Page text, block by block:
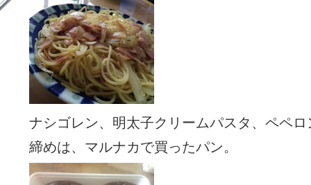
ナシゴレン、明太子クリームパスタ、ペペロ
締めは、マルナカで買ったパン。